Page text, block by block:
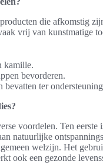
die afkomstig
vrij van kunstmatige
kamille.
bevorderen.
ter
voordelen. Ten
natuurlijke
welzijn. Het
ook een gezonde